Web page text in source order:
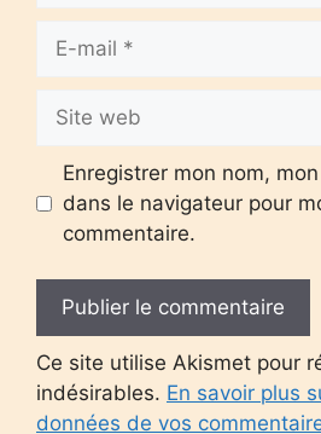
mail
web
Enregistrer mon nom,
dans le navigateur pour
commentaire.
Ce site utilise Akismet pour
indésirables. En savoir plus
données de vos